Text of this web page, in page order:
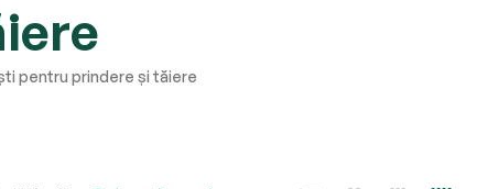
pentru prindere și tăiere